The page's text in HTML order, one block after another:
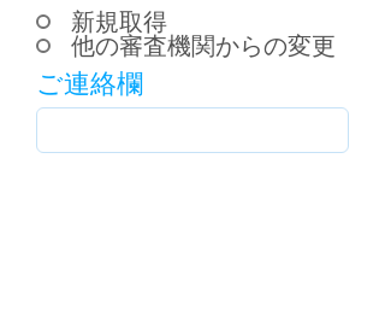
新規取得
他の審査機関からの変更
ご連絡欄